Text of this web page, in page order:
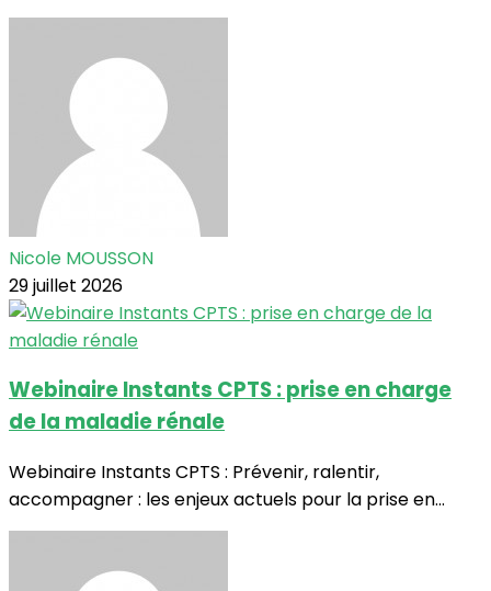
Nicole MOUSSON
29 juillet 2026
Webinaire Instants CPTS : prise en charge
de la maladie rénale
Webinaire Instants CPTS : Prévenir, ralentir,
accompagner : les enjeux actuels pour la prise en...